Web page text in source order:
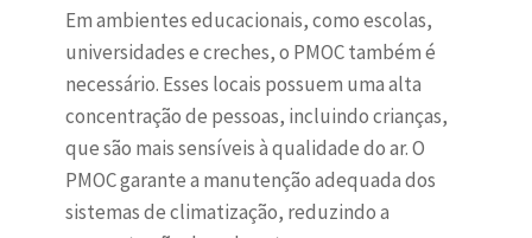
Em ambientes educacionais, como escolas,
universidades e creches, o PMOC também é
necessário. Esses locais possuem uma alta
concentração de pessoas, incluindo crianças,
que são mais sensíveis à qualidade do ar. O
PMOC garante a manutenção adequada dos
sistemas de climatização, reduzindo a